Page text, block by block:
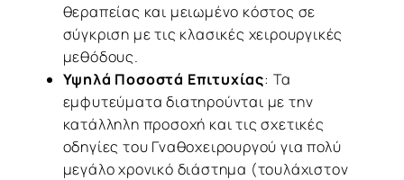
θεραπείας και μειωμένο κόστος σε
σύγκριση με τις κλασικές χειρουργικές
μεθόδους.
Υψηλά Ποσοστά Επιτυχίας: Τα
εμφυτεύματα διατηρούνται με την
κατάλληλη προσοχή και τις σχετικές
οδηγίες του Γναθοχειρουργού για πολύ
μεγάλο χρονικό διάστημα (τουλάχιστον